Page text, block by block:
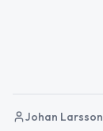
Johan Larsson